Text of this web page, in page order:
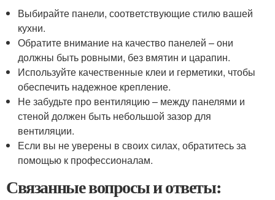
Выбирайте панели, соответствующие стилю вашей
кухни.
Обратите внимание на качество панелей – они
должны быть ровными, без вмятин и царапин.
Используйте качественные клеи и герметики, чтобы
обеспечить надежное крепление.
Не забудьте про вентиляцию – между панелями и
стеной должен быть небольшой зазор для
вентиляции.
Если вы не уверены в своих силах, обратитесь за
помощью к профессионалам.
Связанные вопросы и ответы: